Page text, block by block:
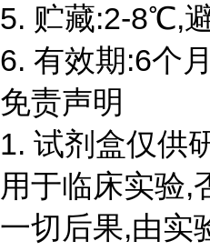
5. 贮藏:2-8℃,
6. 有效期:6个月
免责声明
1. 试剂盒仅供
用于临床实验,
一切后果,由实